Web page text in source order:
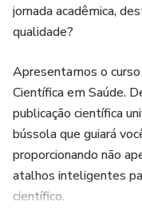
jornada acadêmica,
qualidade?
Apresentamos o
Científica em Saúde.
publicação científica
bússola que guiará
proporcionando não
atalhos inteligentes
científico.